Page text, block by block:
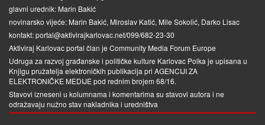
glavni urednik: Marin Bakić
novinarsko vijeće: Marin Bakić, Miroslav Katić, Mile Sokolić, Darko Lisac
kontakt: portal@aktivirajkarlovac.net/099/682-23-30
Aktiviraj Karlovac portal član je Community Media Forum Europe
Udruga za razvoj građanske i političke kulture Karlovac Polka je upisana u
Knjigu pružatelja elektroničkih publikacija pri AGENCIJI ZA
ELEKTRONIČKE MEDIJEpod rednim brojem 68/16.
Stavovi izneseni u kolumnama i komentarima su stavovi autora i ne
odražavaju nužno stav nakladnika i uredništva